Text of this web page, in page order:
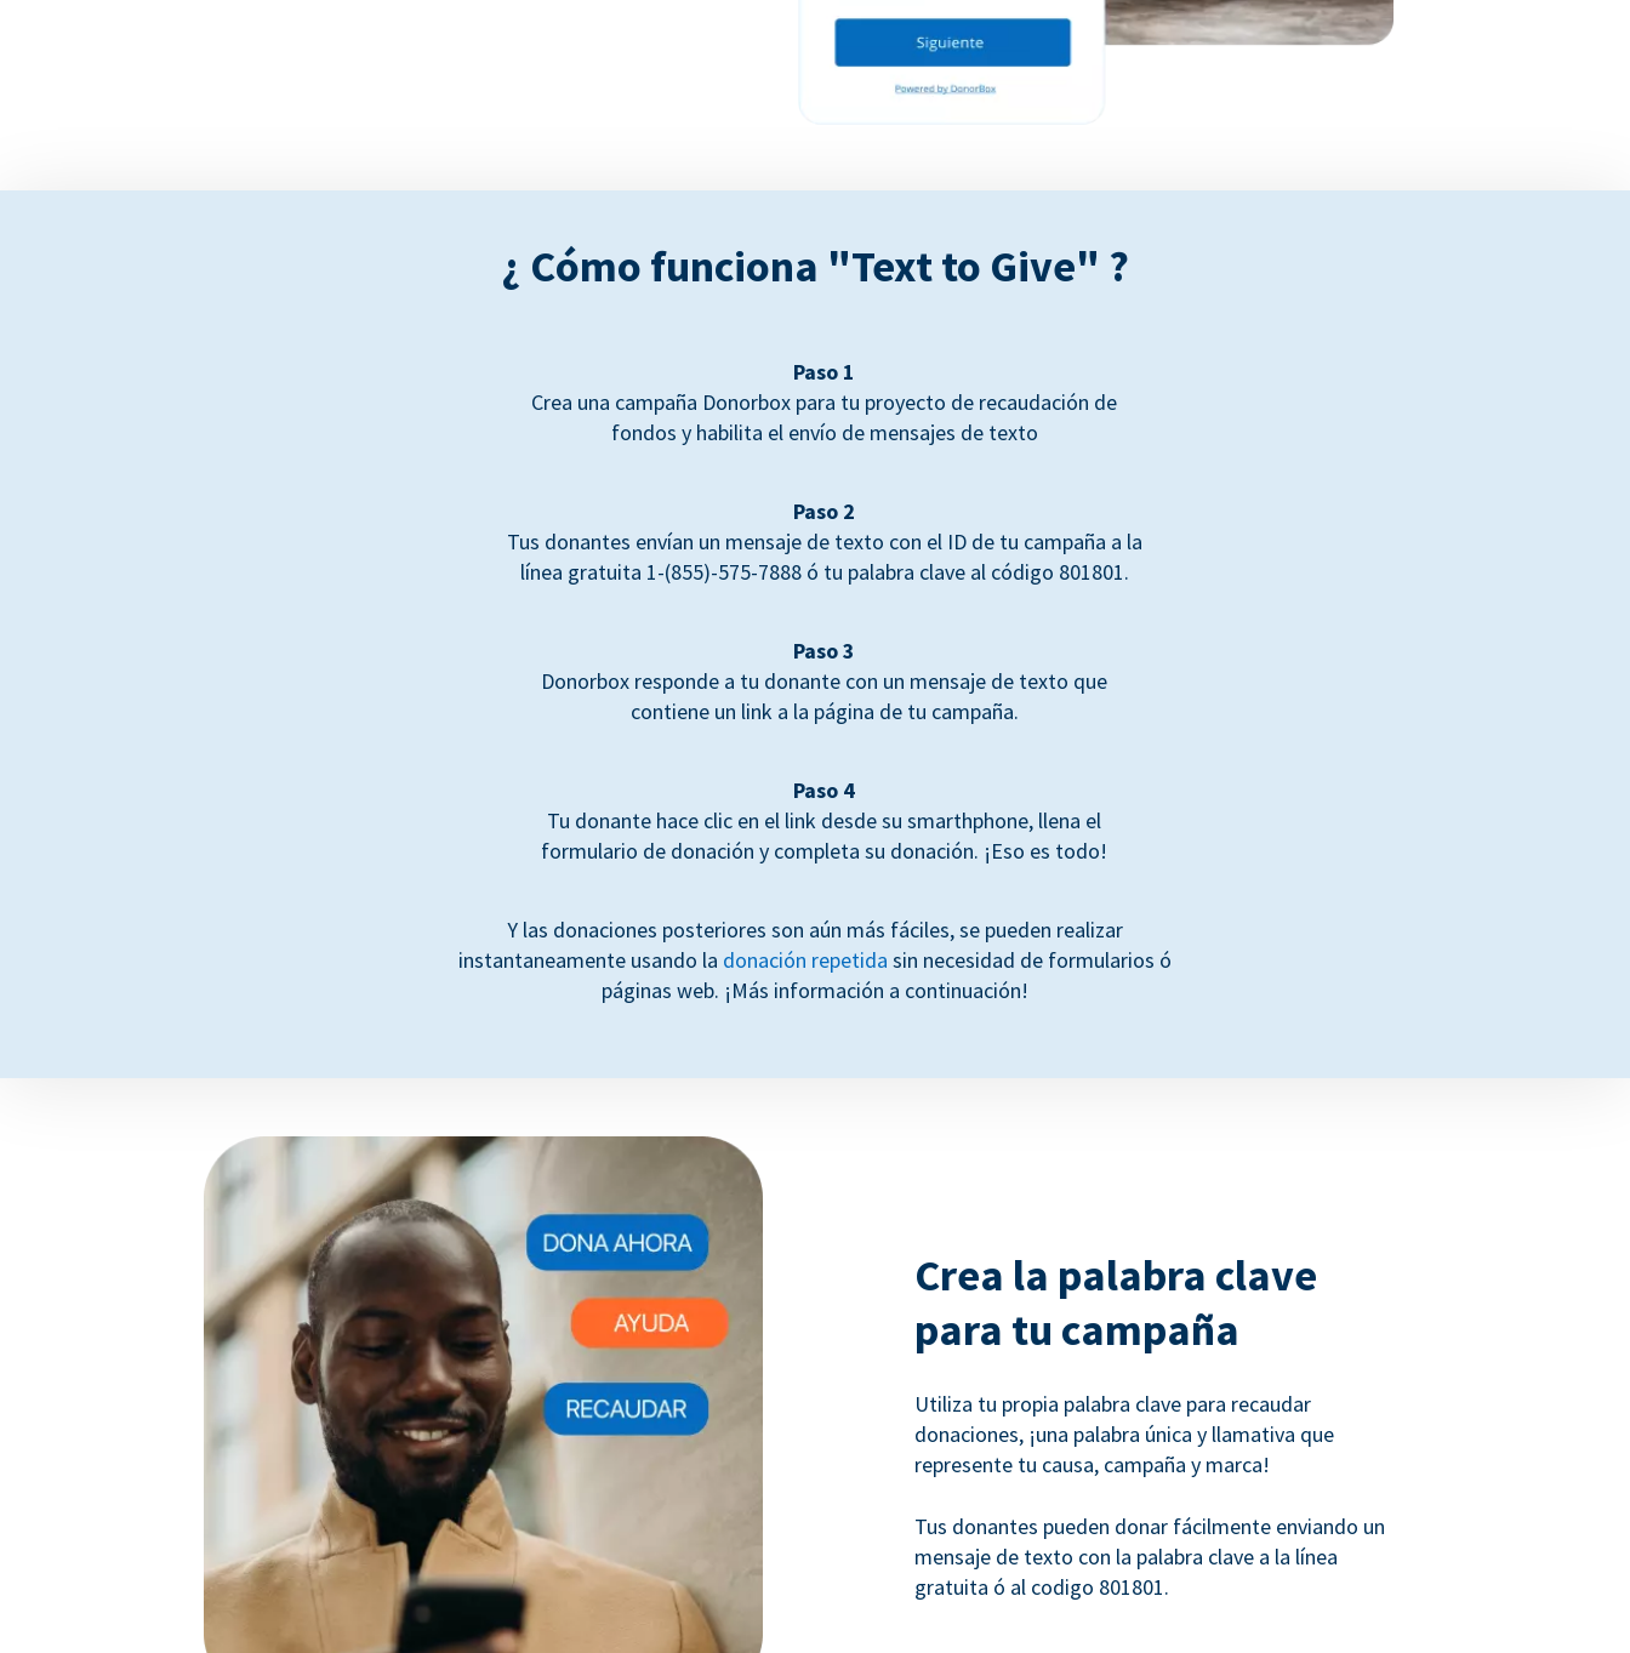
¿ Cómo funciona "Text to Give" ?
Paso 1
Crea una campaña Donorbox para tu proyecto de recaudación de
fondos y habilita el envío de mensajes de texto
Paso 2
Tus donantes envían un mensaje de texto con el ID de tu campaña a la
línea gratuita 1-(855)-575-7888 ó tu palabra clave al código 801801.
Paso 3
Donorbox responde a tu donante con un mensaje de texto que
contiene un link a la página de tu campaña.
Paso 4
Tu donante hace clic en el link desde su smarthphone, llena el
formulario de donación y completa su donación. ¡Eso es todo!
Y las donaciones posteriores son aún más fáciles, se pueden realizar
instantaneamente usando la donación repetida sin necesidad de formularios ó
páginas web. ¡Más información a continuación!
Crea la palabra clave
para tu campaña
Utiliza tu propia palabra clave para recaudar
donaciones, ¡una palabra única y llamativa que
represente tu causa, campaña y marca!
Tus donantes pueden donar fácilmente enviando un
mensaje de texto con la palabra clave a la línea
gratuita ó al codigo 801801.